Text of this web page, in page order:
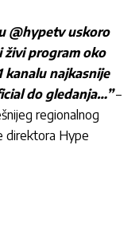
@hypetv uskoro
živi program oko
kanalu najkasnije
do gledanja…”–
regionalnog
direktora Hype